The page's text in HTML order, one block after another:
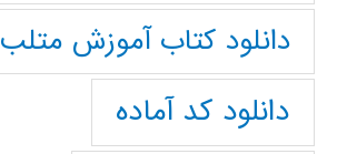
دانلود کتاب آموزش متلب
دانلود کد آماده